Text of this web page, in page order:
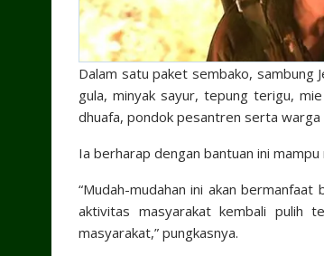
Dalam satu paket sembako, sambung
gula, minyak sayur, tepung terigu,
dhuafa, pondok pesantren serta
Ia berharap dengan bantuan ini
“Mudah-mudahan ini akan
aktivitas masyarakat kembali pulih
masyarakat,” pungkasnya.